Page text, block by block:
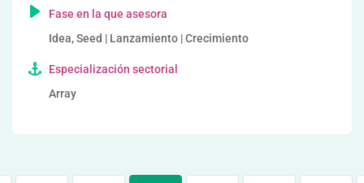
Fase en la que asesora
Idea, Seed | Lanzamiento | Crecimiento
Especialización sectorial
Array